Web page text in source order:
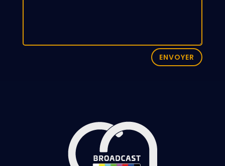
ENVOYER